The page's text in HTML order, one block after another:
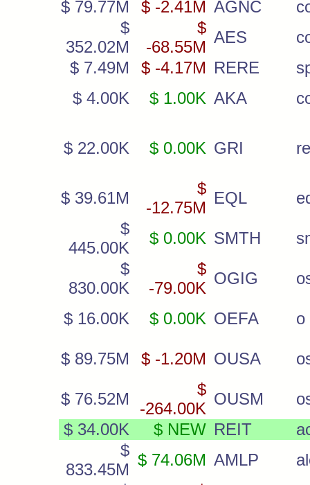
$ 79.77M
$ -2.41M AGNC
$
352.02M
$
-68.55M
AES
$ 7.49M
$ -4.17M RERE
$ 4.00K
$ 1.00K AKA
$ 22.00K $ 0.00K GRI
$ 39.61M
$
-12.75M
EQL
$
445.00K
$ 0.00K SMTH
$
830.00K
$
-79.00K
OGIG
$ 16.00K $ 0.00K OEFA o
$ 89.75M $ -1.20M OUSA
$ 76.52M
$
-264.00K
OUSM
$ 34.00K
$ NEW REIT
$
833.45M
$ 74.06M AMLP